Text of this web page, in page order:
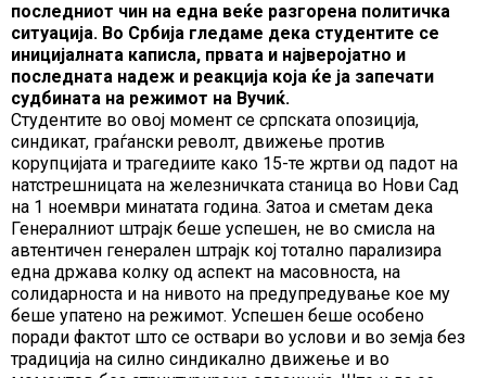
последниот чин на една веќе разгорена политичка
ситуација. Во Србија гледаме дека студентите се
иницијалната каписла, првата и најверојатно и
последната надеж и реакција која ќе ја запечати
судбината на режимот на Вучиќ.
Студентите во овој момент се српската опозиција,
синдикат, граѓански револт, движење против
корупцијата и трагедиите како 15-те жртви од падот на
натстрешницата на железничката станица во Нови Сад
на 1 ноември минатата година. Затоа и сметам дека
Генералниот штрајк беше успешен, не во смисла на
автентичен генерален штрајк кој тотално парализира
една држава колку од аспект на масовноста, на
солидарноста и на нивото на предупредување кое му
беше упатено на режимот. Успешен беше особено
поради фактот што се оствари во услови и во земја без
традиција на силно синдикално движење и во